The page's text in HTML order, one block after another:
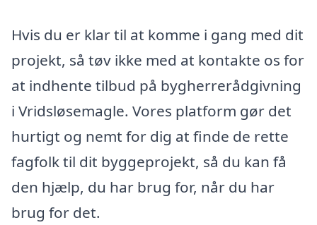
Hvis du er klar til at komme i gang med dit
projekt, så tøv ikke med at kontakte os for
at indhente tilbud på bygherrerådgivning
i Vridsløsemagle. Vores platform gør det
hurtigt og nemt for dig at finde de rette
fagfolk til dit byggeprojekt, så du kan få
den hjælp, du har brug for, når du har
brug for det.